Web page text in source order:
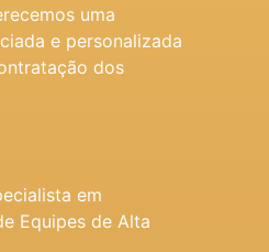
uma
e personalizada
dos
em
Equipes de Alta